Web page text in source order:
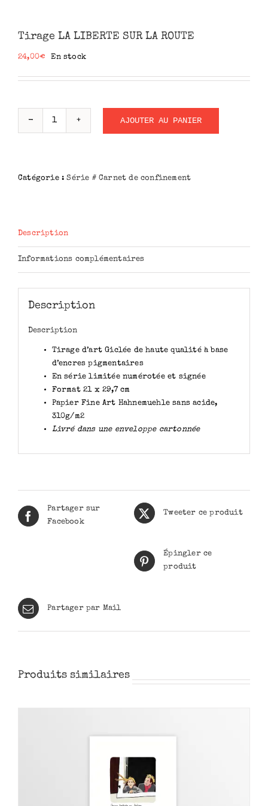
Tirage LA LIBERTE SUR LA ROUTE
24,00€ En stock
LIBERTE
AJOUTER AU PANIER
Catégorie :Série # Carnet de confinement
Description
Informations complémentaires
Description
Description
Tirage d’art Giclée de haute qualité à base
d’encres pigmentaires
En série limitée numérotée et signée
Format 21 x 29,7 cm
Papier Fine Art Hahnemuehle sans acide,
310g/m2
Livré dans une enveloppe cartonnée
Partager sur
Facebook
Tweeter ce produit
Épingler ce
produit
Partager par Mail
Produits similaires